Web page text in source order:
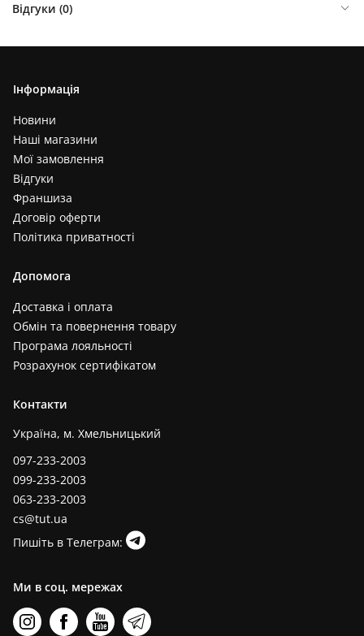
Відгуки (0)
Інформація
Новини
Наші магазини
Мої замовлення
Відгуки
Франшиза
Договір оферти
Політика приватності
Допомога
Доставка і оплата
Обмін та повернення товару
Програма лояльності
Розрахунок сертифікатом
Контакти
Україна, м. Хмельницький
097-233-2003
099-233-2003
063-233-2003
cs@tut.ua
Пишіть в Телеграм:
Ми в соц. мережах